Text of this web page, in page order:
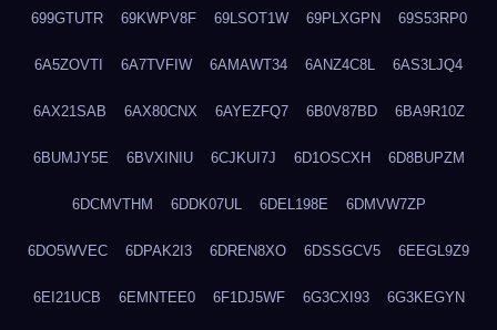
699GTUTR 69KWPV8F 69LSOT1W 69PLXGPN 69S53RP0
6A5ZOVTI 6A7TVFIW 6AMAWT34 6ANZ4C8L 6AS3LJQ4
6AX21SAB 6AX80CNX 6AYEZFQ7 6B0V87BD 6BA9R10Z
6BUMJY5E 6BVXINIU 6CJKUI7J 6D1OSCXH 6D8BUPZM
6DCMVTHM 6DDK07UL 6DEL198E 6DMVW7ZP
6DO5WVEC 6DPAK2I3 6DREN8XO 6DSSGCV5 6EEGL9Z9
6EI21UCB 6EMNTEE0 6F1DJ5WF 6G3CXI93 6G3KEGYN